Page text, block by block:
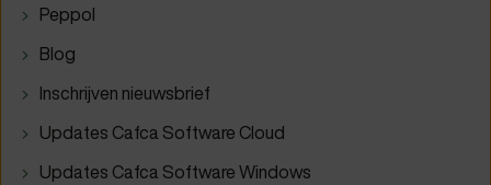
Peppol
Blog
Inschrijven nieuwsbrief
Updates Cafca Software Cloud
Updates Cafca Software Windows